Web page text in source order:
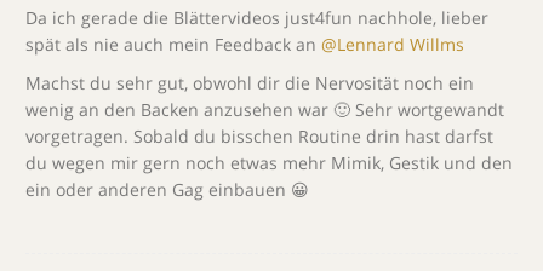
Da ich gerade die Blättervideos just4fun nachhole, lieber
spät als nie auch mein Feedback an @Lennard Willms
Machst du sehr gut, obwohl dir die Nervosität noch ein
wenig an den Backen anzusehen war 🙂 Sehr wortgewandt
vorgetragen. Sobald du bisschen Routine drin hast darfst
du wegen mir gern noch etwas mehr Mimik, Gestik und den
ein oder anderen Gag einbauen 😀